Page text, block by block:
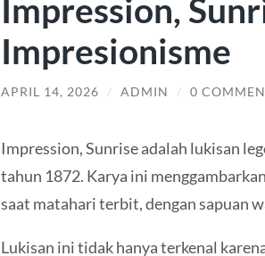
Impression,
Impresionisme
APRIL 14, 2026 / ADMIN / 0
Impression, Sunrise adalah lukisan
tahun 1872. Karya ini
saat matahari terbit, dengan sapuan
Lukisan ini tidak hanya terkenal